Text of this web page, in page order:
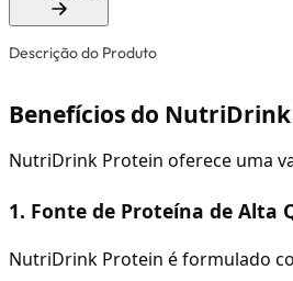
Descrição do Produto
Benefícios do
NutriDrink Protein oferece uma
1. Fonte de Proteína de Alta
NutriDrink Protein é formulado